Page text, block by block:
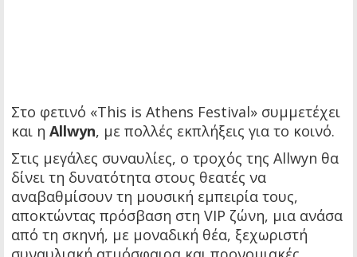
Στο φετινό «This is Athens Festival» συμμετέχει
και η Allwyn, με πολλές εκπλήξεις για το κοινό.
Στις μεγάλες συναυλίες, ο τροχός της Allwyn θα
δίνει τη δυνατότητα στους θεατές να
αναβαθμίσουν τη μουσική εμπειρία τους,
αποκτώντας πρόσβαση στη VIP ζώνη, μια ανάσα
από τη σκηνή, με μοναδική θέα, ξεχωριστή